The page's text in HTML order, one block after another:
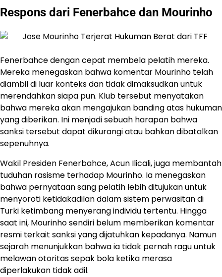
Respons dari Fenerbahce dan Mourinho
Fenerbahce dengan cepat membela pelatih mereka.
Mereka menegaskan bahwa komentar Mourinho telah
diambil di luar konteks dan tidak dimaksudkan untuk
merendahkan siapa pun. Klub tersebut menyatakan
bahwa mereka akan mengajukan banding atas hukuman
yang diberikan. Ini menjadi sebuah harapan bahwa
sanksi tersebut dapat dikurangi atau bahkan dibatalkan
sepenuhnya.
Wakil Presiden Fenerbahce, Acun Ilicali, juga membantah
tuduhan rasisme terhadap Mourinho. Ia menegaskan
bahwa pernyataan sang pelatih lebih ditujukan untuk
menyoroti ketidakadilan dalam sistem perwasitan di
Turki ketimbang menyerang individu tertentu. Hingga
saat ini, Mourinho sendiri belum memberikan komentar
resmi terkait sanksi yang dijatuhkan kepadanya. Namun
sejarah menunjukkan bahwa ia tidak pernah ragu untuk
melawan otoritas sepak bola ketika merasa
diperlakukan tidak adil.